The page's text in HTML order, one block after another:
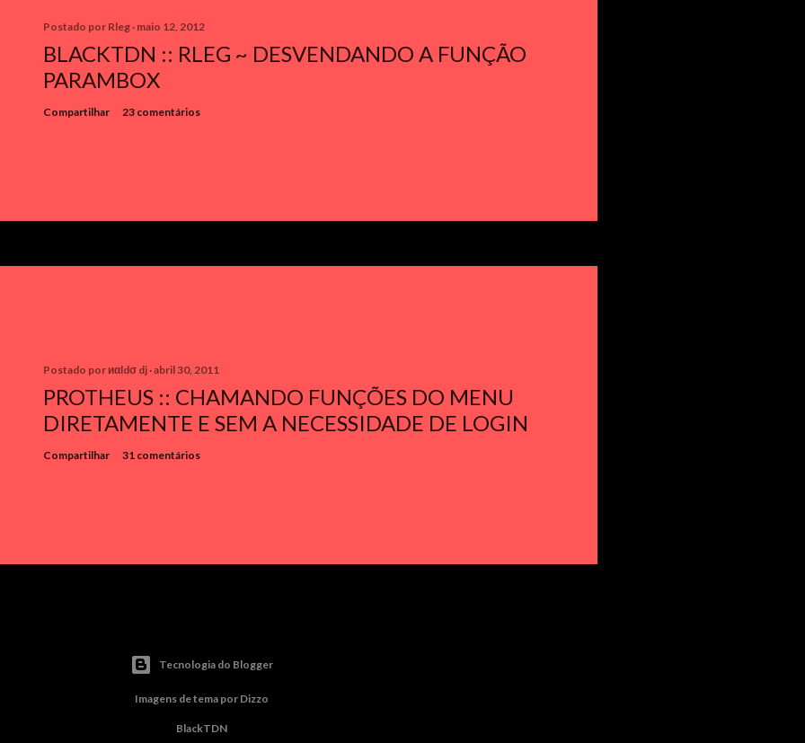
Postado por Rleg maio 12, 2012
BLACKTDN :: RLEG ~ DESVENDANDO A FUNÇÃO
PARAMBOX
Compartilhar 23 comentários
Postado porиαldσ dj abril 30, 2011
PROTHEUS :: CHAMANDO FUNÇÕES DO MENU
DIRETAMENTE E SEM A NECESSIDADE DE LOGIN
Compartilhar 31 comentários
Tecnologia do Blogger
Imagens de tema por Dizzo
BlackTDN